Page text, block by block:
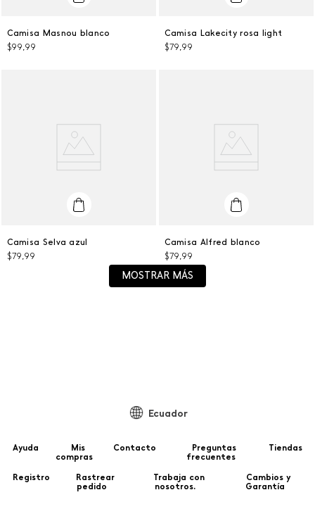
L
Camisa Masnou blanco
$99,99
L
Camisa Lakecity rosa light
$79,99
L
AGREGAR AL CARRITO
Camisa Selva azul
$79,99
L
AGREGAR AL CARRITO
Camisa Alfred blanco
$79,99
MOSTRAR MÁS
Ecuador
Ayuda
Mis
compras
Contacto
Preguntas
frecuentes
Tiendas
Registro
Rastrear
pedido
Trabaja con
nosotros.
Cambios y
Garantía